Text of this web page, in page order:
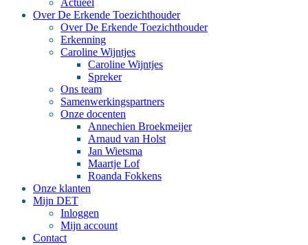
Actueel
Over De Erkende Toezichthouder
Over De Erkende Toezichthouder
Erkenning
Caroline Wijntjes
Caroline Wijntjes
Spreker
Ons team
Samenwerkingspartners
Onze docenten
Annechien Broekmeijer
Arnaud van Holst
Jan Wietsma
Maartje Lof
Roanda Fokkens
Onze klanten
Mijn DET
Inloggen
Mijn account
Contact